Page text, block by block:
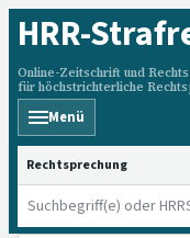
HRR-
Online-Zeitschrift und
für höchstrichterliche
Menü
HRRS durchsuchen